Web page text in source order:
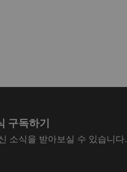
구독하기
소식을 받아보실 수 있습니다.